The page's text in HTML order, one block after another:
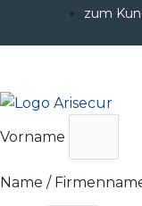
zum
Vorname
Name /